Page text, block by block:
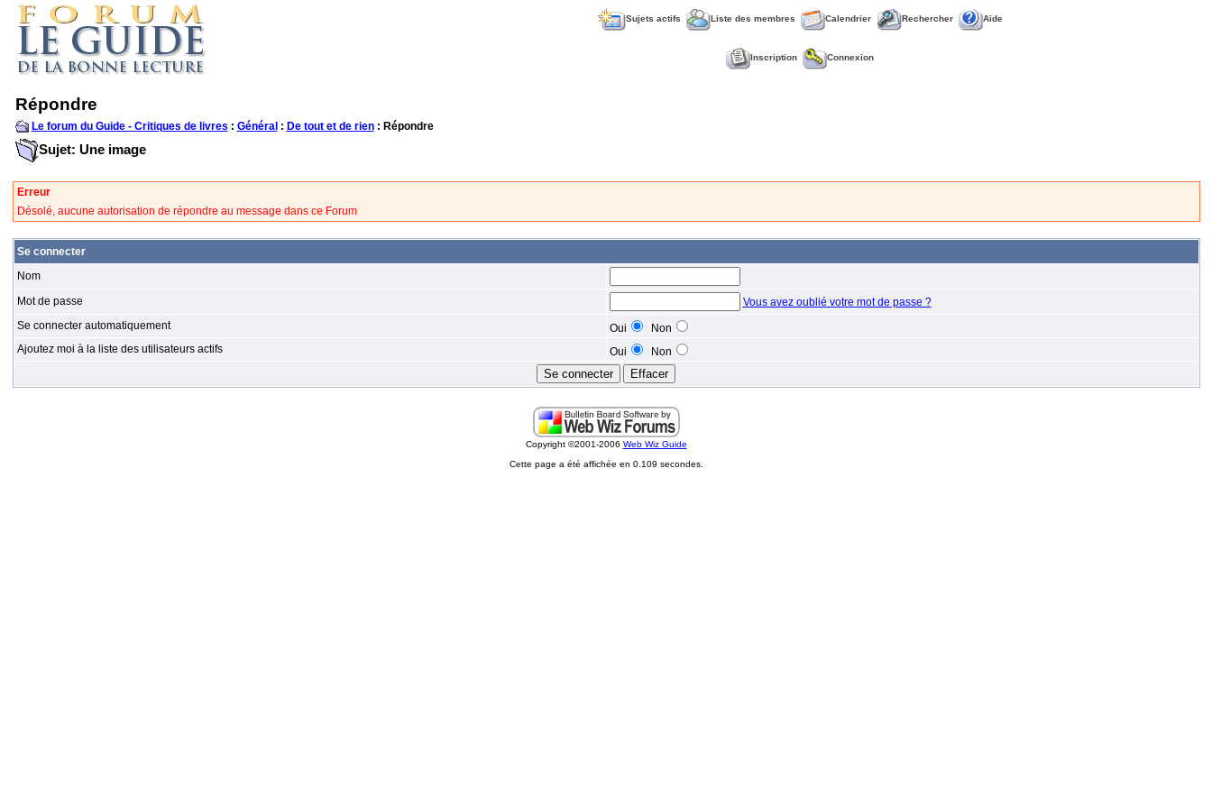
Sujets actifs Liste des membres Calendrier Rechercher Aide
Inscription Connexion
Répondre
Le forum du Guide - Critiques de livres : Général : De tout et de rien: Répondre
Sujet: Une image
Erreur
Désolé, aucune autorisation de répondre au message dans ce Forum
Se connecter
Nom
Mot de passe
Vous avez oublié votre mot de passe ?
Se connecter automatiquement
Oui
Non
Ajoutez moi à la liste des utilisateurs actifs
Oui Non
Copyright ©2001-2006 Web Wiz Guide
Cette page a été affichée en 0.109 secondes.